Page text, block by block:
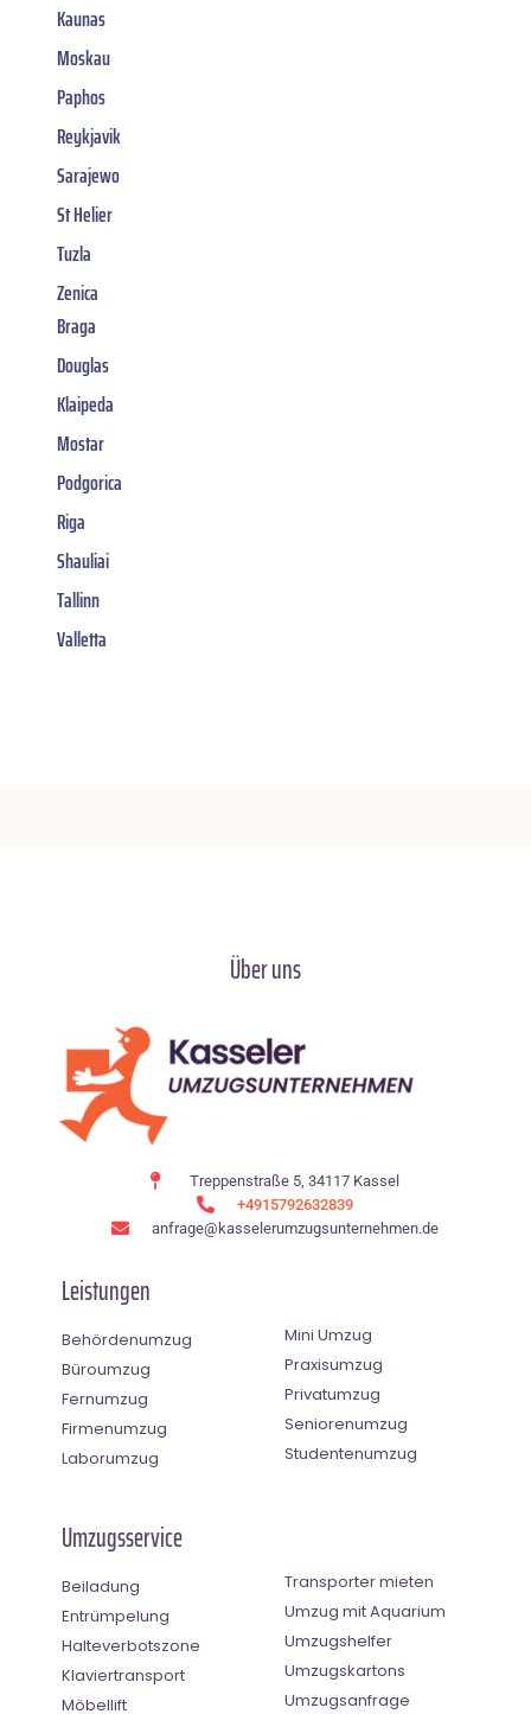
Kaunas
Moskau
Paphos
Reykjavik
Sarajewo
St Helier
Tuzla
Zenica
Braga
Douglas
Klaipeda
Mostar
Podgorica
Riga
Shauliai
Tallinn
Valletta
Über uns
Treppenstraße 5, 34117 Kassel
+4915792632839
anfrage@kasselerumzugsunternehmen.de
Leistungen
Behördenumzug
Büroumzug
Fernumzug
Firmenumzug
Laborumzug
Mini Umzug
Praxisumzug
Privatumzug
Seniorenumzug
Studentenumzug
Umzugsservice
Beiladung
Entrümpelung
Halteverbotszone
Klaviertransport
Möbellift
Transporter mieten
Umzug mit Aquarium
Umzugshelfer
Umzugskartons
Umzugsanfrage